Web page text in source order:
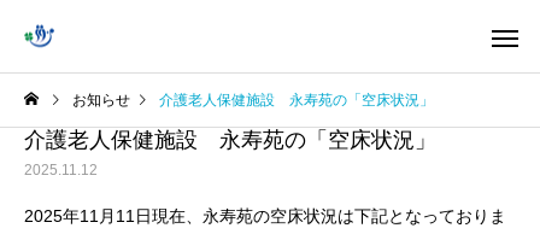
お知らせ 介護老人保健施設 永寿苑の「空床状況」
介護老人保健施設 永寿苑の「空床状況」
2025.11.12
2025年11月11日現在、永寿苑の空床状況は下記となっておりま